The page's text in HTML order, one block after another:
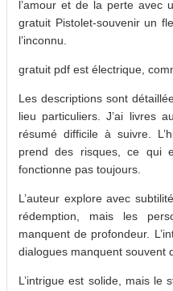
l’amour et de la perte avec
gratuit Pistolet-souvenir un
l’inconnu.
gratuit pdf est électrique,
Les descriptions sont
lieu particuliers. J’ai livres
résumé difficile à suivre.
prend des risques, ce qui
fonctionne pas toujours.
L’auteur explore avec
rédemption, mais les
manquent de profondeur.
dialogues manquent souvent
L’intrigue est solide, mais le